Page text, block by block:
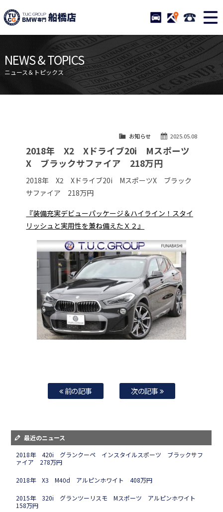
TUCグループ BMW専門 船
STOCK ACCESS 047-
ニュース
在庫リスト
目玉車両一覧
店舗紹介
保証＆サービス
アクセスマップ
自動車保険
TUCとは？
リクルート
納車blog
スタッフblog
会社概要
NEWS & TOPICS
ニュース＆トピックス
2025.05.08
お知らせ
2018年 X2 Xドライブ20i Mスポーツ
X ブラックサファイア 218万円
2018年 X2 Xドライブ20i MスポーツX ブラック
サファイア 218万円
『装備充実デビューパッケージ＆ハイライン！スタイ
リッシュと実用性を兼ね備えたＸ２』
前の記事 次の記事
最近のニュース
2018年 420i グランクーペ インスタイルスポーツ ブラックサフ
ァイア 278万円
2018年 X3 M40d アルピンホワイト 408万円
2015年 320i グランツーリスモ Mスポーツ アルピンホワイト
158万円